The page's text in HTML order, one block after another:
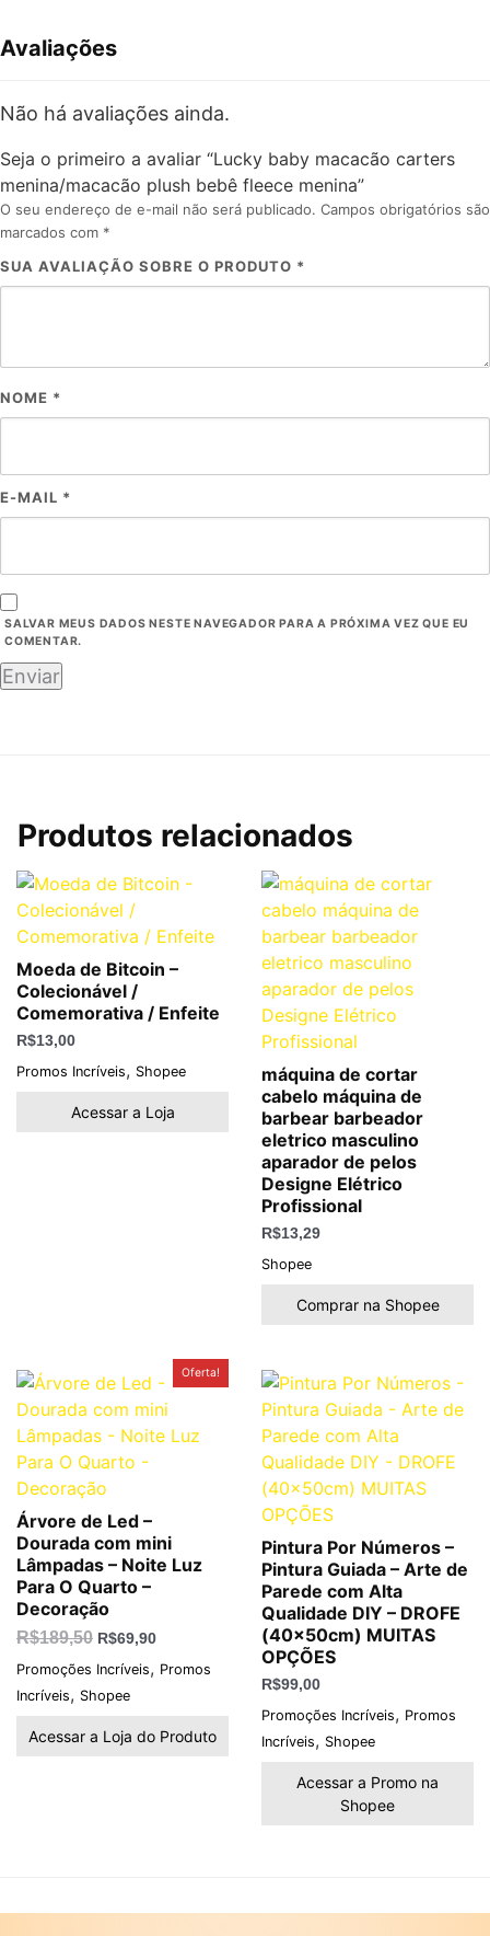
Avaliações
Não há avaliações ainda.
Seja o primeiro a avaliar “Lucky baby macacão carters
menina/macacão plush bebê fleece menina”
O seu endereço de e-mail não será publicado. Campos obrigatórios são
marcados com *
SUA AVALIAÇÃO SOBRE O PRODUTO *
NOME *
E-MAIL *
SALVAR MEUS DADOS NESTE NAVEGADOR PARA A PRÓXIMA VEZ QUE EU
COMENTAR.
Produtos relacionados
Moeda de Bitcoin –
Colecionável /
Comemorativa / Enfeite
R$13,00
Promos Incríveis, Shopee
Acessar a Loja
máquina de cortar
cabelo máquina de
barbear barbeador
eletrico masculino
aparador de pelos
Designe Elétrico
Profissional
R$13,29
Shopee
Comprar na Shopee
Oferta!
Árvore de Led –
Dourada com mini
Lâmpadas – Noite Luz
Para O Quarto –
Decoração
R$189,50
preço
era:
R$189,50.
R$69,90
preço
é:
R$69,90.
Promoções Incríveis, Promos
Incríveis, Shopee
Acessar a Loja do Produto
Pintura Por Números –
Pintura Guiada – Arte de
Parede com Alta
Qualidade DIY – DROFE
(40x50cm) MUITAS
OPÇÕES
R$99,00
Promoções Incríveis, Promos
Incríveis, Shopee
Acessar a Promo na
Shopee